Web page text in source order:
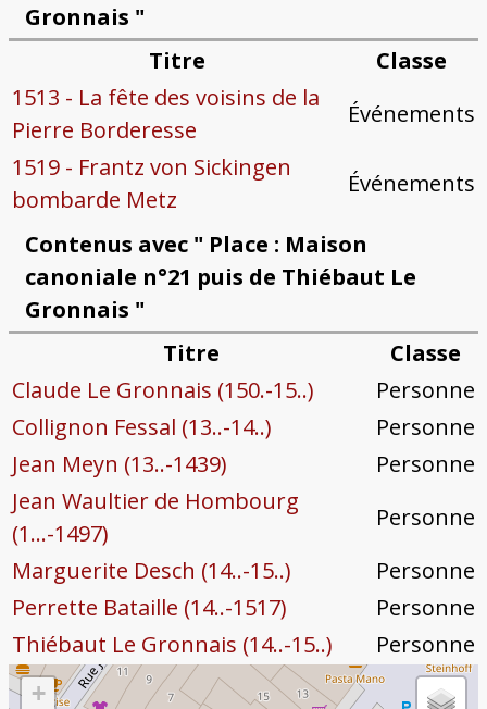
Gronnais "
Titre
Classe
1513 - La fête des voisins de la
Pierre Borderesse
Événements
1519 - Frantz von Sickingen
bombarde Metz
Événements
Contenus avec " Place : Maison
canoniale n°21 puis de Thiébaut Le
Gronnais "
Titre
Classe
Claude Le Gronnais (150.-15..)
Personne
Collignon Fessal (13..-14..)
Personne
Jean Meyn (13..-1439)
Personne
Jean Waultier de Hombourg
(1...-1497)
Personne
Marguerite Desch (14..-15..)
Personne
Perrette Bataille (14..-1517)
Personne
Thiébaut Le Gronnais (14..-15..)
Personne
+